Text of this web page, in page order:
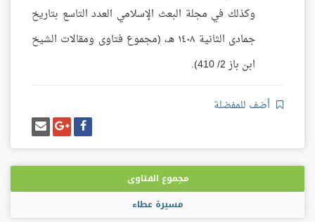
وكذلك في مجلة البعث الإسلامي العدد التاسع بتاريخ
جمادى الثانية ١٤٠٨ هـ، (مجموع فتاوى ومقالات الشيخ
ابن باز 2/ 410).
أضف للمفضلة
شارك
على
فيسبوك
شارك
على
غوغل
بلس
إرسل
إيميل
مجموع الفتاوى
مسيرة عطاء